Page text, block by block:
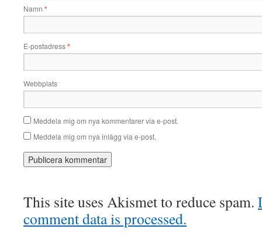
Namn *
E-postadress*
Webbplats
Meddela mig om nya kommentarer via e-post.
Meddela mig om nya inlägg via e-post.
This site uses Akismet to reduce spam.
comment data is processed.